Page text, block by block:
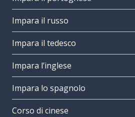
Impara il russo
Impara il tedesco
Impara l’inglese
Impara lo spagnolo
Corso di cinese